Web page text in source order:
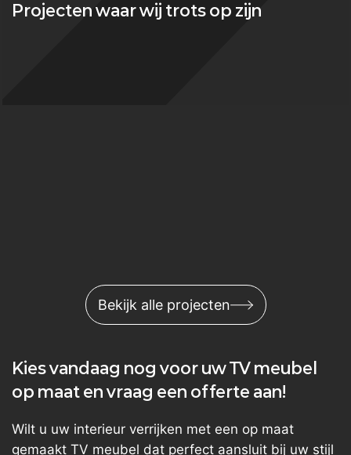
Projecten waar wij trots op zijn
Bekijk alle projecten
Kies vandaag nog voor uw TV meubel
op maat en vraag een offerte aan!
Wilt u uw interieur verrijken met een op maat
gemaakt TV meubel dat perfect aansluit bij uw stijl